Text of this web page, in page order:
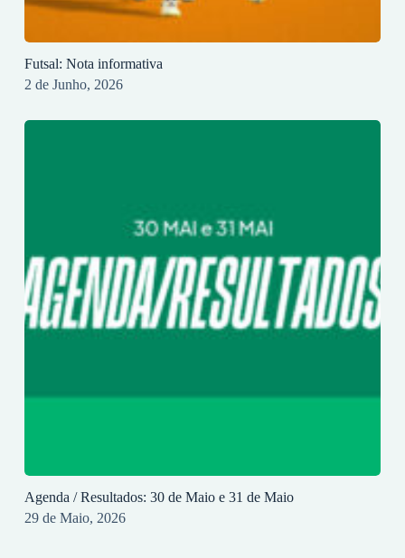
Futsal: Nota informativa
2 de Junho, 2026
Agenda / Resultados: 30 de Maio e 31 de Maio
29 de Maio, 2026